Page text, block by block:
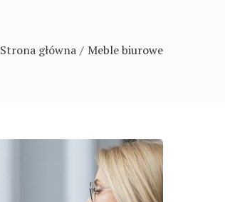
Strona główna Meble biurowe